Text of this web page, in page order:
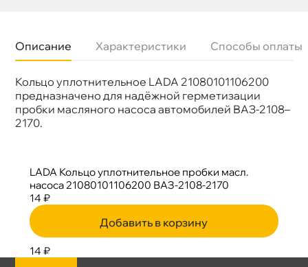
Описание Характеристики Способы оплаты
Кольцо уплотнительное LADA 21080101106200
предназначено для надёжной герметизации
пробки масляного насоса автомобилей ВАЗ-2108–
2170.
Бренд
LADA
21080-1011062-00
LADA Кольцо уплотнительное пробки масл.
насоса 21080101106200 ВАЗ-2108-2170
14 ₽
Добавить в корзину
14 ₽